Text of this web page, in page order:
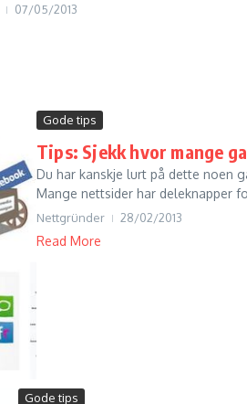
07/05/2013
Gode tips
Tips: Sjekk hvor mange
Du har kanskje lurt på dette noen
Mange nettsider har deleknapper
Nettgründer 28/02/2013
Read More
Gode tips